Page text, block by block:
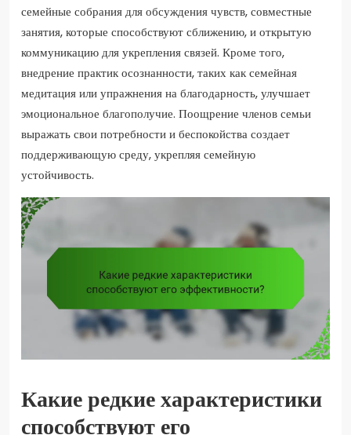
семейные собрания для обсуждения чувств, совместные
занятия, которые способствуют сближению, и открытую
коммуникацию для укрепления связей. Кроме того,
внедрение практик осознанности, таких как семейная
медитация или упражнения на благодарность, улучшает
эмоциональное благополучие. Поощрение членов семьи
выражать свои потребности и беспокойства создает
поддерживающую среду, укрепляя семейную
устойчивость.
Какие редкие характеристики
способствуют его